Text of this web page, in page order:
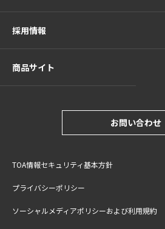
採用情報
商品サイト
お問い合わせ
TOA情報セキュリティ基本方針
プライバシーポリシー
ソーシャルメディアポリシーおよび利用規約